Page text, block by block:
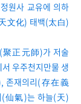
원사 교유에 의하
文化) 태백(太白)
聚正元師)가 저술
우주천지만물 생
존재의리(存在義
(仙氣)는 하늘(天)